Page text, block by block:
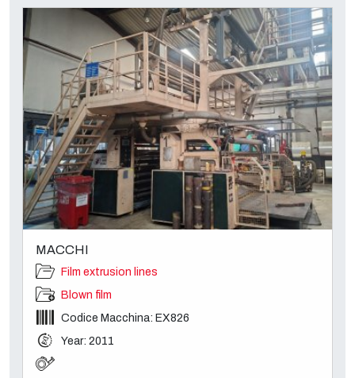
MACCHI
Film extrusion lines
Blown film
Codice Macchina: EX826
Year: 2011